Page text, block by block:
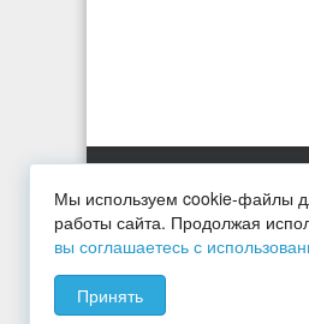
Вся представленная на
Опубликованная на
Мы используем cookies для
Мы используем cookie-файлы
работы сайта. Продолжая
вы соглашаетесь с
Принять